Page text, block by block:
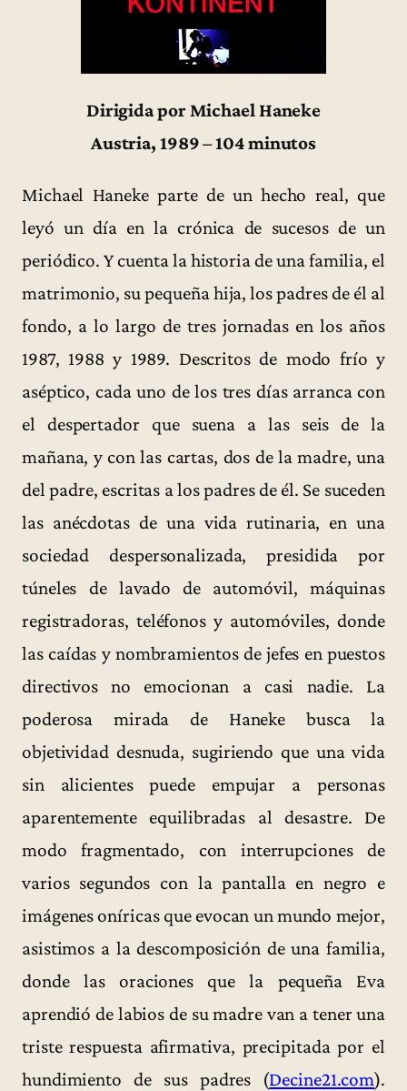
Dirigida por Michael Haneke
Austria, 1989 – 104 minutos
Michael Haneke parte de un hecho real, que
leyó un día en la crónica de sucesos de un
periódico. Y cuenta la historia de una familia, el
matrimonio, su pequeña hija, los padres de él al
fondo, a lo largo de tres jornadas en los años
1987, 1988 y 1989. Descritos de modo frío y
aséptico, cada uno de los tres días arranca con
el despertador que suena a las seis de la
mañana, y con las cartas, dos de la madre, una
del padre, escritas a los padres de él. Se suceden
las anécdotas de una vida rutinaria, en una
sociedad despersonalizada, presidida por
túneles de lavado de automóvil, máquinas
registradoras, teléfonos y automóviles, donde
las caídas y nombramientos de jefes en puestos
directivos no emocionan a casi nadie. La
poderosa mirada de Haneke busca la
objetividad desnuda, sugiriendo que una vida
sin alicientes puede empujar a personas
aparentemente equilibradas al desastre. De
modo fragmentado, con interrupciones de
varios segundos con la pantalla en negro e
imágenes oníricas que evocan un mundo mejor,
asistimos a la descomposición de una familia,
donde las oraciones que la pequeña Eva
aprendió de labios de su madre van a tener una
triste respuesta afirmativa, precipitada por el
hundimiento de sus padres (Decine21.com).